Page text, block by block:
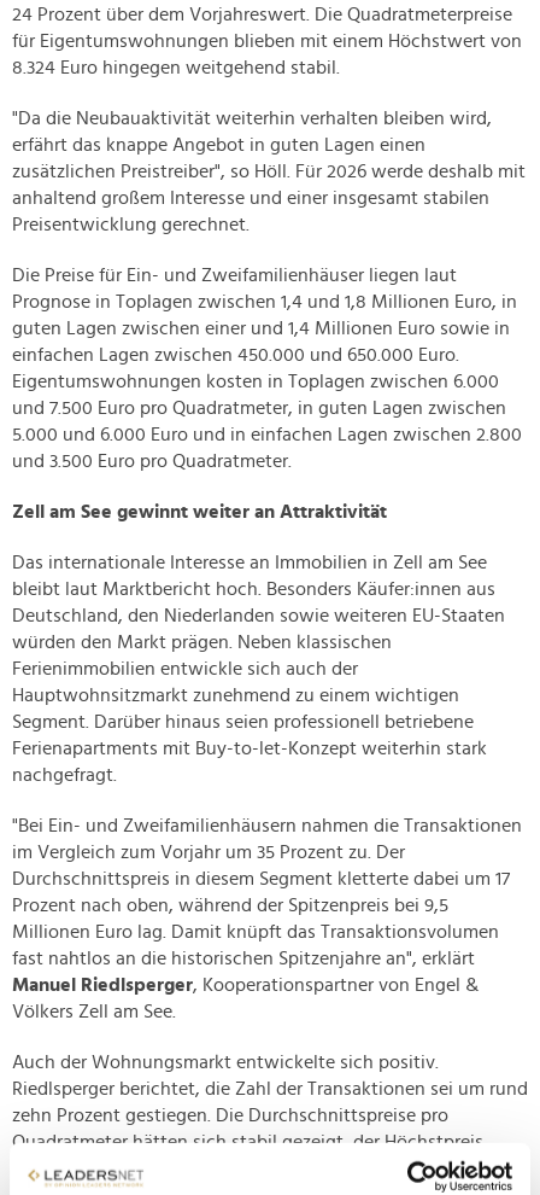
24 Prozent über dem Vorjahreswert. Die Quadratmeterpreise
für Eigentumswohnungen blieben mit einem Höchstwert von
8.324 Euro hingegen weitgehend stabil.
"Da die Neubauaktivität weiterhin verhalten bleiben wird,
erfährt das knappe Angebot in guten Lagen einen
zusätzlichen Preistreiber", so Höll. Für 2026 werde deshalb mit
anhaltend großem Interesse und einer insgesamt stabilen
Preisentwicklung gerechnet.
Die Preise für Ein- und Zweifamilienhäuser liegen laut
Prognose in Toplagen zwischen 1,4 und 1,8 Millionen Euro, in
guten Lagen zwischen einer und 1,4 Millionen Euro sowie in
einfachen Lagen zwischen 450.000 und 650.000 Euro.
Eigentumswohnungen kosten in Toplagen zwischen 6.000
und 7.500 Euro pro Quadratmeter, in guten Lagen zwischen
5.000 und 6.000 Euro und in einfachen Lagen zwischen 2.800
und 3.500 Euro pro Quadratmeter.
Zell am See gewinnt weiter an Attraktivität
Das internationale Interesse an Immobilien in Zell am See
bleibt laut Marktbericht hoch. Besonders Käufer:innen aus
Deutschland, den Niederlanden sowie weiteren EU-Staaten
würden den Markt prägen. Neben klassischen
Ferienimmobilien entwickle sich auch der
Hauptwohnsitzmarkt zunehmend zu einem wichtigen
Segment. Darüber hinaus seien professionell betriebene
Ferienapartments mit Buy-to-let-Konzept weiterhin stark
nachgefragt.
"Bei Ein- und Zweifamilienhäusern nahmen die Transaktionen
im Vergleich zum Vorjahr um 35 Prozent zu. Der
Durchschnittspreis in diesem Segment kletterte dabei um 17
Prozent nach oben, während der Spitzenpreis bei 9,5
Millionen Euro lag. Damit knüpft das Transaktionsvolumen
fast nahtlos an die historischen Spitzenjahre an", erklärt
Manuel Riedlsperger, Kooperationspartner von Engel &
Völkers Zell am See.
Auch der Wohnungsmarkt entwickelte sich positiv.
Riedlsperger berichtet, die Zahl der Transaktionen sei um rund
zehn Prozent gestiegen. Die Durchschnittspreise pro
Quadratmeter hätten sich stabil gezeigt, der Höchstpreis
habe 2025 bei 12.789 Euro pro Quadratmeter gelegen.